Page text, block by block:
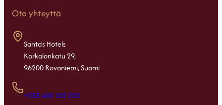
Ota yhteyttä
Santa’s Hotels
Korkalonkatu 29,
96200 Rovaniemi, Suomi
+358 400 102 220